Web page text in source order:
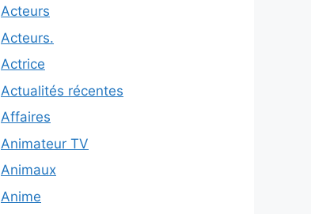
Acteurs
Acteurs.
Actrice
Actualités récentes
Affaires
Animateur TV
Animaux
Anime